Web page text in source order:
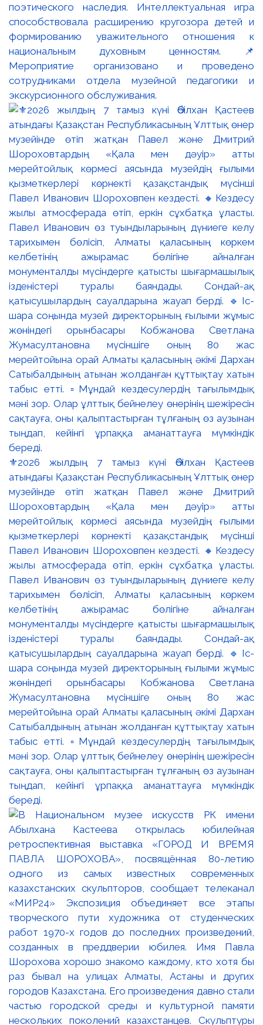
поэтического наследия. Интеллектуальная игра
способствовала расширению кругозора детей и
формированию уважительного отношения к
национальным духовным ценностям. 📌
Мероприятие организовано и проведено
сотрудниками отдела музейной педагогики и
экскурсионного обслуживания.
⚜️2026 жылдың 7 тамыз күні Әбілхан Қастеев
атындағы Қазақстан Республикасының Ұлттық өнер
музейінде өтіп жатқан Павел және Дмитрий
Шороховтардың «Қала мен дәуір» атты
мерейтойлық көрмесі аясында музейдің ғылыми
қызметкерлері көрнекті қазақстандық мүсінші
Павел Иванович Шороховпен кездесті. 🔸Кездесу
жылы атмосферада өтіп, еркін сұхбатқа ұласты.
Павел Иванович өз туындыларының дүниеге келу
тарихымен бөлісіп, Алматы қаласының көркем
келбетінің ажырамас бөлігіне айналған
монументалды мүсіндерге қатысты шығармашылық
ізденістері туралы баяндады. Сондай-ақ
қатысушылардың сауалдарына жауап берді. 🔹Іс-
шара соңында музей директорының ғылыми жұмыс
жөніндегі орынбасары Кобжанова Светлана
Жумасултановна мүсіншіге оның 80 жас
мерейтойына орай Алматы қаласының әкімі Дархан
Сатыбалдының атынан жолданған құттықтау хатын
табыс етті. ▫️Мұндай кездесулердің тағылымдық
мәні зор. Олар ұлттық бейнелеу өнерінің шежіресін
сақтауға, оны қалыптастырған тұлғаның өз аузынан
тыңдап, кейінгі ұрпаққа аманаттауға мүмкіндік
береді.